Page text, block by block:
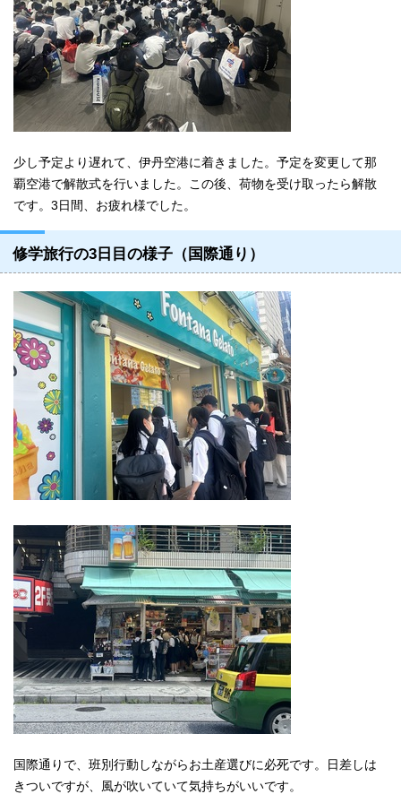
少し予定より遅れて、伊丹空港に着きました。予定を変更して那
覇空港で解散式を行いました。この後、荷物を受け取ったら解散
です。3日間、お疲れ様でした。
修学旅行の3日目の様子（国際通り）
国際通りで、班別行動しながらお土産選びに必死です。日差しは
きついですが、風が吹いていて気持ちがいいです。